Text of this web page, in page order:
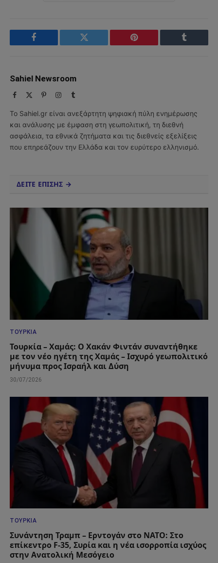
Facebook Twitter Pinterest Tumblr
Sahiel Newsroom
Facebook PinterestInstagram
Tumblr
Το Sahiel.gr είναι ανεξάρτητη ψηφιακή πύλη ενημέρωσης
και ανάλυσης με έμφαση στη γεωπολιτική, τη διεθνή
ασφάλεια, τα εθνικά ζητήματα και τις διεθνείς εξελίξεις
που επηρεάζουν την Ελλάδα και τον ευρύτερο ελληνισμό.
ΔΕΙΤΕ ΕΠΙΣΗΣ →
ΤΟΥΡΚΊΑ
Τουρκία – Χαμάς: Ο Χακάν Φιντάν συναντήθηκε
με τον νέο ηγέτη της Χαμάς – Ισχυρό γεωπολιτικό
μήνυμα προς Ισραήλ και Δύση
30/07/2026
ΤΟΥΡΚΊΑ
Συνάντηση Τραμπ – Ερντογάν στο ΝΑΤΟ: Στο
επίκεντρο F-35, Συρία και η νέα ισορροπία ισχύος
στην Ανατολική Μεσόγειο